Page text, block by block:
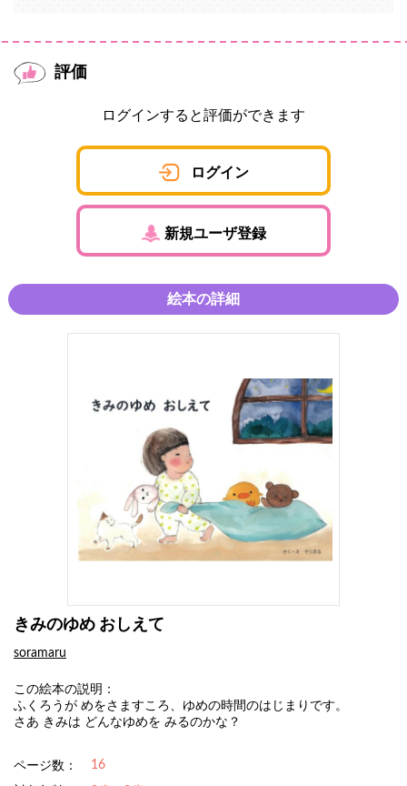
評価
ログインすると評価ができます
ログイン
新規ユーザ登録
絵本の詳細
きみのゆめ おしえて
soramaru
この絵本の説明：
ふくろうが めをさますころ、ゆめの時間のはじまりです。
さあ きみは どんなゆめを みるのかな？
ページ数： 16